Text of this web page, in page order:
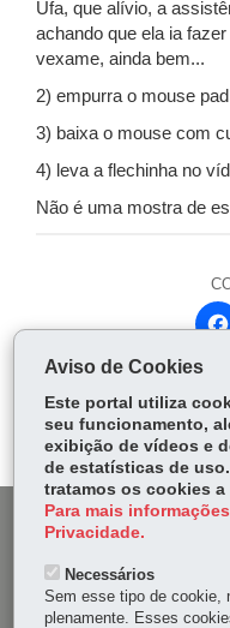
Ufa, que alívio, a
achando que ela ia
vexame, ainda bem...
2) empurra o mouse
3) baixa o mouse com
4) leva a flechinha no
Não é uma mostra de
DENUNCIE
OUVIDORIA
Aviso de Cookies
Este portal utiliza
seu funcionamento,
exibição de vídeos e
de estatísticas de
tratamos os cookies
Para mais
Privacidade.
Necessários
Sem esse tipo de cookie,
plenamente. Esses